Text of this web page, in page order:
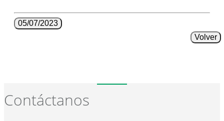
05/07/2023
Volver
Contáctanos